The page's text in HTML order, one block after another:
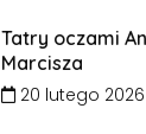
Tatry oczami
Marcisza
20 lutego 2026